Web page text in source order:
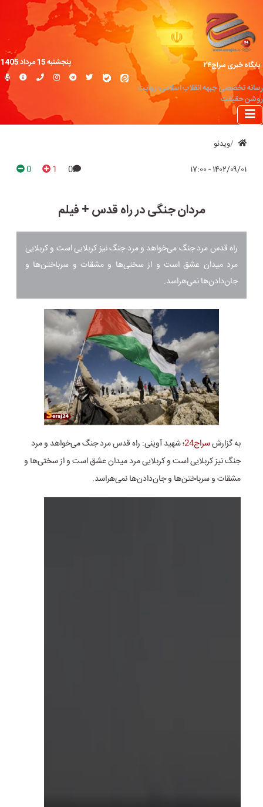
پایگاه خبری سراج۲۴
رسانه تخصصی جبهه انقلاب اسلامی؛ روایت
روشن حقیقت
پنجشنبه 15 مرداد 1405
ویدئو
۱۴۰۲/۰۹/۰۱ - ۱۷:۰۰ 0
1
0
مردان جنگی در راه قدس + فیلم
راه قدس مرد جنگ می‌خواهد و مرد جنگ نیز کربلایی است و کربلایی
مرد میدان عشق است و از سختی‌ها و مشقات و سرباختن‌ها و
جان‌دادن‌ها نمی‌هراسد‌‌.
به گزارشسراج24
؛ شهید آوینی: راه قدس مرد جنگ می‌خواهد و مرد
جنگ نیز کربلایی است و کربلایی مرد میدان عشق است و از سختی‌ها و
مشقات و سرباختن‌ها و جان‌دادن‌ها نمی‌هراسد‌‌.